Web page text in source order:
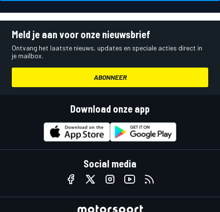
Meld je aan voor onze nieuwsbrief
Ontvang het laatste nieuws, updates en speciale acties direct in
je mailbox.
ABONNEER
Download onze app
Social media